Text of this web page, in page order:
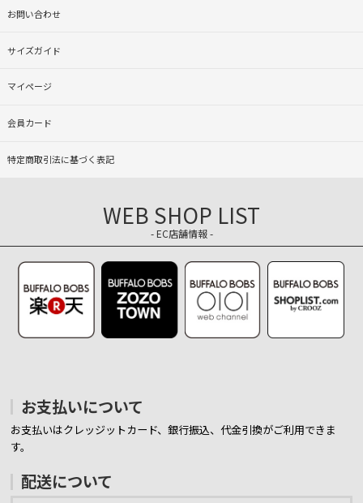
お問い合わせ
サイズガイド
マイページ
会員カード
特定商取引法に基づく表記
WEB SHOP LIST
- EC店舗情報 -
お支払いについて
お支払いはクレッジットカード、銀行振込、代金引換がご利用できま
す。
配送について